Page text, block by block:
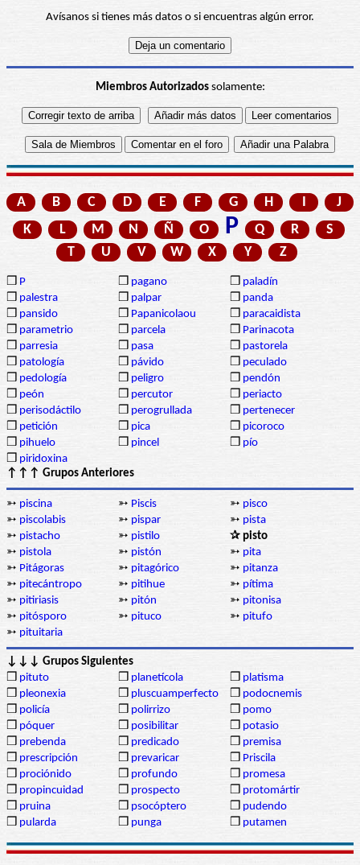
Avísanos si tienes más datos o si encuentras algún error.
Miembros Autorizadossolamente:
A B C D E F G H I
J
K
L M N Ñ O P Q R
S
T
U V W X Y Z
❒ P ❒ pagano ❒ paladín
❒ palestra ❒ palpar ❒ panda
❒ pansido ❒ Papanicolaou ❒ paracaidista
❒ parametrio ❒ parcela ❒ Parinacota
❒ parresia ❒ pasa ❒ pastorela
❒ patología ❒ pávido ❒ peculado
❒ pedología ❒ peligro ❒ pendón
❒ peón ❒ percutor ❒ periacto
❒ perisodáctilo ❒ perogrullada ❒ pertenecer
❒ petición ❒ pica ❒ picoroco
❒ pihuelo ❒ pincel ❒ pío
❒ piridoxina
↑↑↑ Grupos Anteriores
➳ piscina ➳ Piscis ➳ pisco
➳ piscolabis ➳ pispar ➳ pista
➳ pistacho ➳ pistilo
✰ pisto
➳ pistola ➳ pistón ➳ pita
➳ Pitágoras ➳ pitagórico ➳ pitanza
➳ pitecántropo ➳ pitihue ➳ pítima
➳ pitiriasis ➳ pitón ➳ pitonisa
➳ pitósporo ➳ pituco ➳ pitufo
➳ pituitaria
↓↓↓ Grupos Siguientes
❒ pituto ❒ planetícola ❒ platisma
❒ pleonexia ❒ pluscuamperfecto ❒ podocnemis
❒ policía ❒ polirrizo ❒ pomo
❒ póquer ❒ posibilitar ❒ potasio
❒ prebenda ❒ predicado ❒ premisa
❒ prescripción ❒ prevaricar ❒ Priscila
❒ prociónido ❒ profundo ❒ promesa
❒ propincuidad ❒ prospecto ❒ protomártir
❒ pruina ❒ psocóptero ❒ pudendo
❒ pularda ❒ punga ❒ putamen